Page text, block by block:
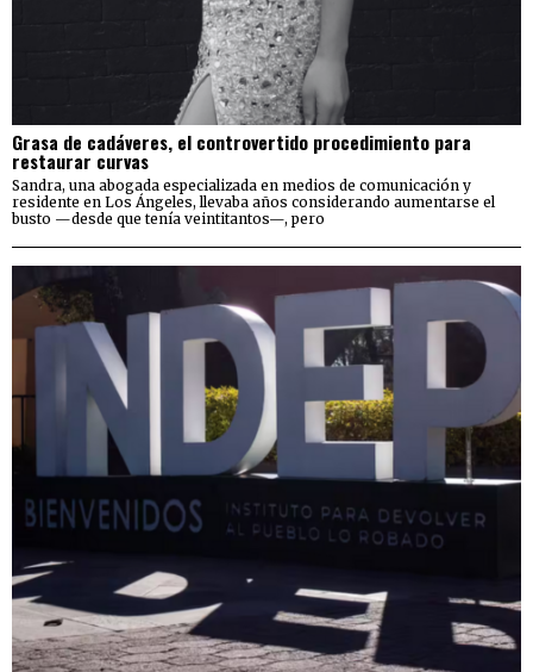
Grasa de cadáveres, el controvertido procedimiento para
restaurar curvas
Sandra, una abogada especializada en medios de comunicación y
residente en Los Ángeles, llevaba años considerando aumentarse el
busto —desde que tenía veintitantos—, pero